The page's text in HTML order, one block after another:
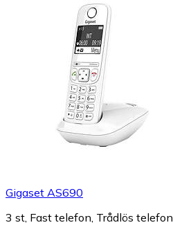
Gigaset AS690
3 st, Fast telefon, Trådlös telefon